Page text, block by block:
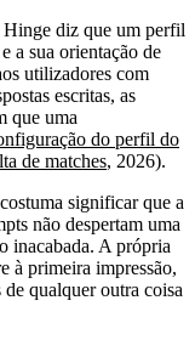
diz que um perfil
a sua orientação de
utilizadores com
escritas, as
que uma
do perfil do
de matches, 2026).
significar que a
não despertam uma
inacabada. A própria
à primeira impressão,
de qualquer outra coisa